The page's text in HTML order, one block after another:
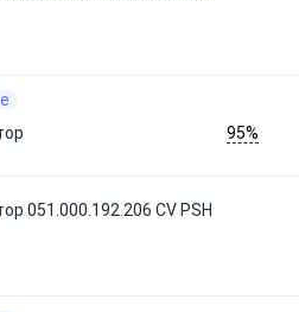
95%
051.000.192.206 CV PSH